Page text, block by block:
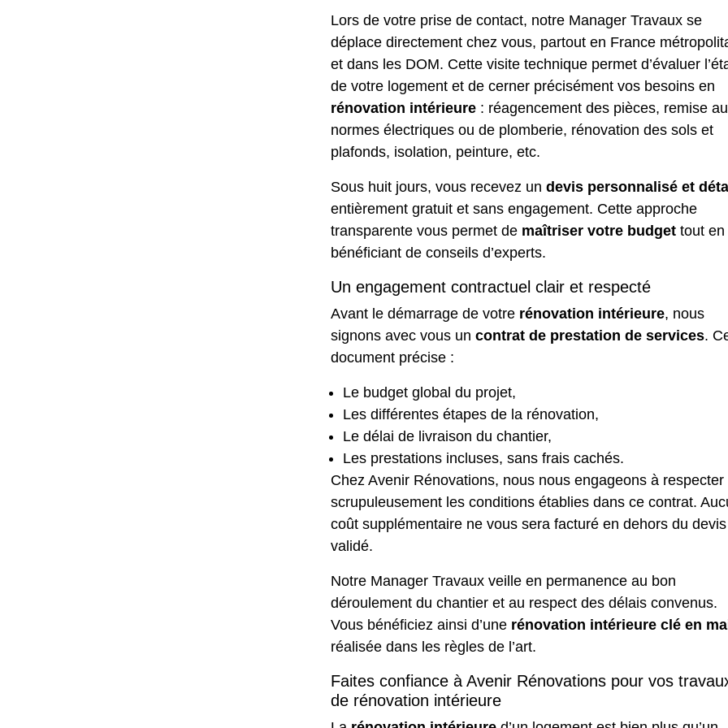
Lors de votre prise de contact, notre Manager Travaux se
déplace directement chez vous, partout en France
et dans les DOM. Cette visite technique permet d’évaluer
de votre logement et de cerner précisément vos besoins en
rénovation intérieure : réagencement des pièces, remise
normes électriques ou de plomberie, rénovation des sols et
plafonds, isolation, peinture, etc.
Sous huit jours, vous recevez un devis personnalisé et
entièrement gratuit et sans engagement. Cette approche
transparente vous permet de maîtriser votre budget tout en
bénéficiant de conseils d’experts.
Un engagement contractuel clair et respecté
Avant le démarrage de votre rénovation intérieure, nous
signons avec vous un contrat de prestation de services.
document précise :
Le budget global du projet,
Les différentes étapes de la rénovation,
Le délai de livraison du chantier,
Les prestations incluses, sans frais cachés.
Chez Avenir Rénovations, nous nous engageons à respecter
scrupuleusement les conditions établies dans ce contrat.
coût supplémentaire ne vous sera facturé en dehors du devis
validé.
Notre Manager Travaux veille en permanence au bon
déroulement du chantier et au respect des délais convenus.
Vous bénéficiez ainsi d’une rénovation intérieure clé en
réalisée dans les règles de l’art.
Faites confiance à Avenir Rénovations pour vos
de rénovation intérieure